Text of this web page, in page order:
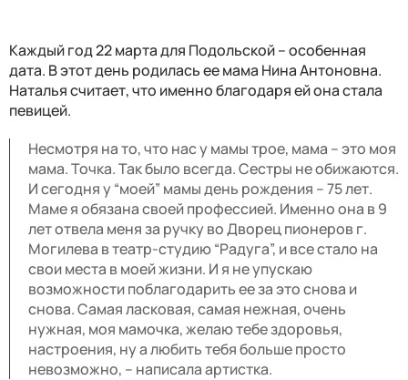
Каждый год 22 марта для Подольской – особенная
дата. В этот день родилась ее мама Нина Антоновна.
Наталья считает, что именно благодаря ей она стала
певицей.
Несмотря на то, что нас у мамы трое, мама – это моя
мама. Точка. Так было всегда. Сестры не обижаются.
И сегодня у “моей” мамы день рождения – 75 лет.
Маме я обязана своей профессией. Именно она в 9
лет отвела меня за ручку во Дворец пионеров г.
Могилева в театр-студию “Радуга”, и все стало на
свои места в моей жизни. И я не упускаю
возможности поблагодарить ее за это снова и
снова. Самая ласковая, самая нежная, очень
нужная, моя мамочка, желаю тебе здоровья,
настроения, ну а любить тебя больше просто
невозможно, – написала артистка.